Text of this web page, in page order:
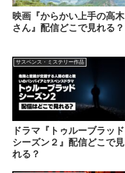
映画『からかい上手の高木
さん』配信どこで見れる？
サスペンス・ミステリー作品
ドラマ『トゥルーブラッド
シーズン２』配信どこで見
れる？